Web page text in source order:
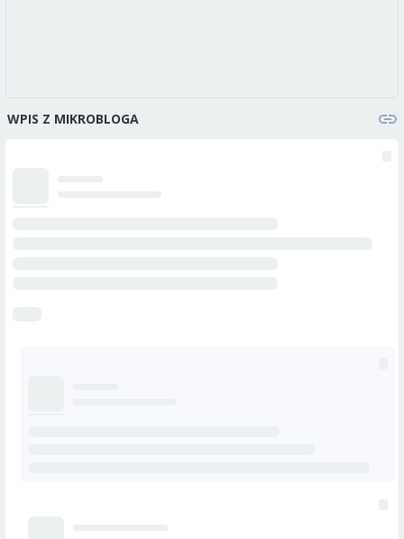
WPIS Z MIKROBLOGA